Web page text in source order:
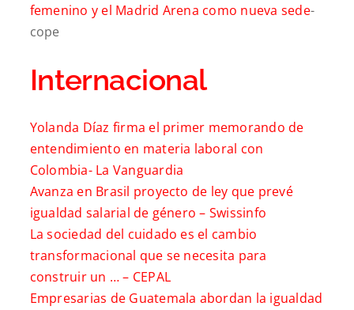
femenino y el Madrid Arena como nueva sede-
cope
Internacional
Yolanda Díaz firma el primer memorando de
entendimiento en materia laboral con
Colombia- La Vanguardia
Avanza en Brasil proyecto de ley que prevé
igualdad salarial de género – Swissinfo
La sociedad del cuidado es el cambio
transformacional que se necesita para
construir un … – CEPAL
Empresarias de Guatemala abordan la igualdad